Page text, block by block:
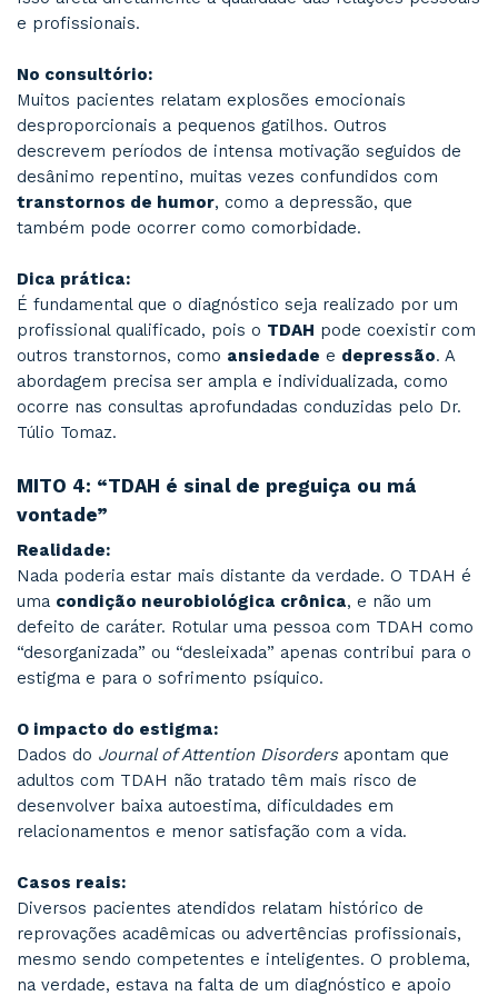
geral, o desafio está em
organizar finanças ou cumprir prazos.
Dica prática:
Observar os contextos em que a atenção
controle" é essencial. A auto-observação é um
caminhos usados durante o acompanhamento
psiquiátrico com enfoque comportamental no
do Dr. Túlio.
MITO 3: “TDAH é apenas desatenção,
a ver com emoções”
OTranstorno de Déficit de Atenção e
Hiperatividade
emocional. Adultos com TDAH costumam
dificuldade em regular emoções, tolerar
lidar com críticas. Além de a taxa de
pacientes com TDAH ser o dobro da taxa
transtorno de humor na população geral.
Estudos científicos:
Pesquisas recentes identificam que sintomas
impulsividade emocional e reatividade estão
em mais de 70% dos adultos com TDAH
e profissionais.
No consultório: